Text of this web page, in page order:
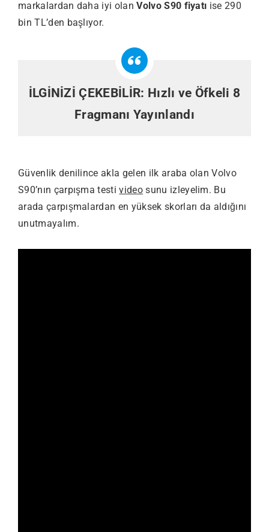
markalardan daha iyi olanVolvo S90 fiyatı ise 290
bin TL’den başlıyor.
İLGİNİZİ ÇEKEBİLİR: Hızlı ve Öfkeli 8
Fragmanı Yayınlandı
Güvenlik denilince akla gelen ilk araba olan Volvo
S90’nın çarpışma testivideosunu izleyelim. Bu
arada çarpışmalardan en yüksek skorları da aldığını
unutmayalım.